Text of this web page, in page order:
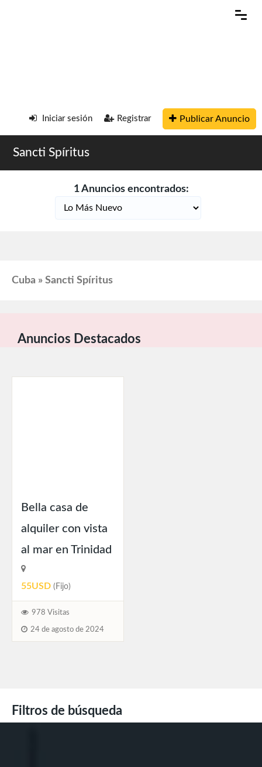
Iniciar sesión Registrar Publicar Anuncio
Sancti Spíritus
1 Anuncios encontrados:
Cuba » Sancti Spíritus
Anuncios Destacados
Bella casa de
alquiler con vista
al mar en Trinidad
55USD (Fijo)
978 Visitas
24 de agosto de 2024
Filtros de búsqueda